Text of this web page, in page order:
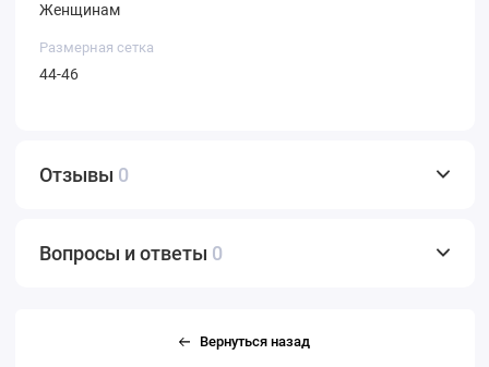
Женщинам
Размерная сетка
44-46
Отзывы 0
Вопросы и ответы 0
Вернуться назад